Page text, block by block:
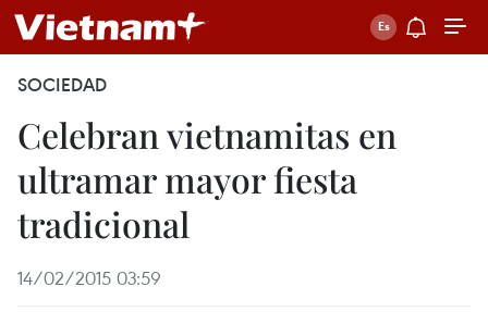
SOCIEDAD
Celebran vietnamitas en
ultramar mayor fiesta
tradicional
14/02/2015 03:59